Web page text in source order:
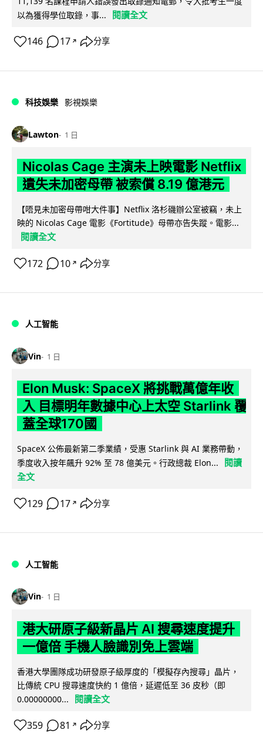
以為獲得學位取錄，事...
閱讀全文
146 17 ↗ 分享
科技娛樂 影視娛樂
Lawton 1 日
Nicolas Cage 主演未上映電影 Netflix
遺失未加密母帶 被索償 8.19 億港元
【唔見未加密母帶咁大件事】Netflix 洛杉磯辦公室被竊，未上
映的 Nicolas Cage 電影《Fortitude》母帶亦告失蹤。電影...
閱讀全文
172 10 ↗ 分享
人工智能
Vin 1 日
Elon Musk: SpaceX 將挑戰萬億年收
入 目標明年數據中心上太空 Starlink 覆
蓋全球170國
SpaceX 公佈最新第二季業績，受惠 Starlink 與 AI 業務帶動，
季度收入按年飆升 92% 至 78 億美元。行政總裁 Elon...
閱讀
全文
129 17 ↗ 分享
人工智能
Vin 1 日
港大研原子級新晶片 AI 搜尋速度提升
一億倍 手機人臉識別免上雲端
香港大學團隊成功研發原子級厚度的「模擬存內搜尋」晶片，
比傳統 CPU 搜尋速度快約 1 億倍，延遲低至 36 皮秒（即
0.00000000...
閱讀全文
359 81 ↗ 分享